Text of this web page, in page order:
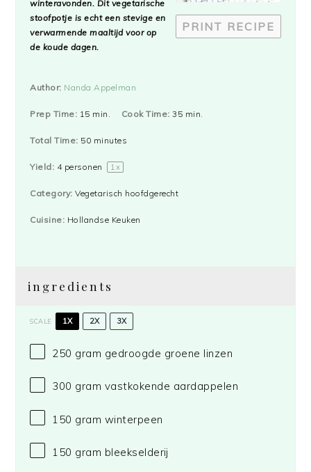
PRINT RECIPE
winteravonden. Dit vegetarische
stoofpotje is echt een stevige en
verwarmende maaltijd voor op
de koude dagen.
Author: Nanda Appelman
Prep Time: 15 min. Cook Time: 35 min.
Total Time: 50 minutes
Yield: 4personen 1x
Category: Vegetarisch hoofdgerecht
Cuisine: Hollandse Keuken
ingredients
SCALE 1X 2X 3X
250 gram gedroogde groene linzen
300 gram vastkokende aardappelen
150 gram winterpeen
150 gram bleekselderij